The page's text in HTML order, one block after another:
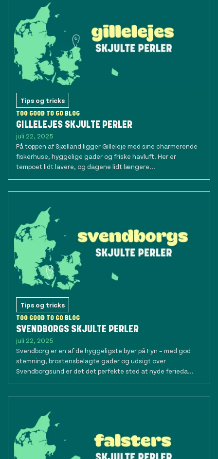
Tips og tricks
TOO GOOD TO GO BLOG
GILLELEJES SKJULTE PERLER
juli 22, 2025
På toppen af Sjælland ligger Gilleleje med sine charmerende
fiskerhuse, hyggelige gader og friske havluft. Her er
tempoet lidt lavere, og dagene lidt længere...
Tips og tricks
TOO GOOD TO GO BLOG
SVENDBORGS SKJULTE PERLER
juli 22, 2025
Svendborg er en af de hyggeligste byer på Fyn – med god
stemning, brostensbelagte gader og udsigt over
Svendborgsund er det det perfekte sted at nyde ferieda...